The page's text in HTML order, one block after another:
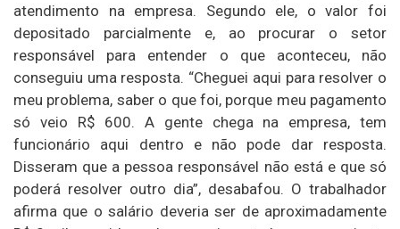
atendimento na empresa. Segundo ele, o valor foi
depositado parcialmente e, ao procurar o setor
responsável para entender o que aconteceu, não
conseguiu uma resposta. “Cheguei aqui para resolver o
meu problema, saber o que foi, porque meu pagamento
só veio R$ 600. A gente chega na empresa, tem
funcionário aqui dentro e não pode dar resposta.
Disseram que a pessoa responsável não está e que só
poderá resolver outro dia”, desabafou. O trabalhador
afirma que o salário deveria ser de aproximadamente